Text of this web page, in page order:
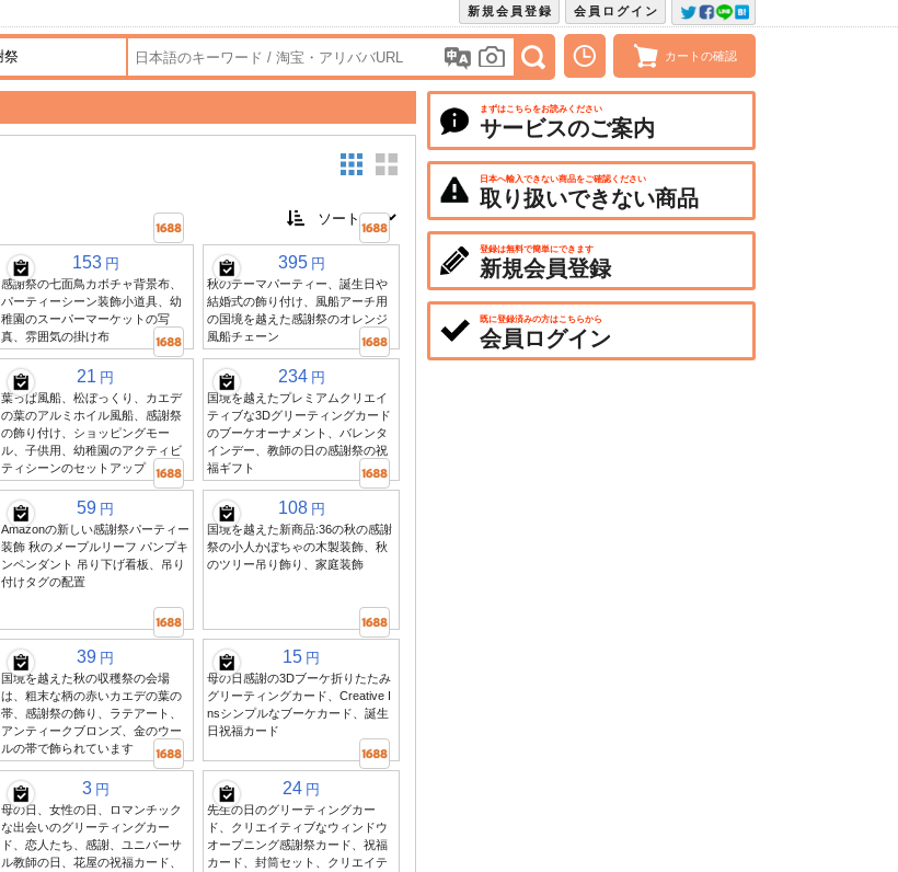
会員ログイン
新規会員登録
カートの確認
153 円
感謝祭の七面鳥カボチャ背景布、
パーティーシーン装飾小道具、幼
稚園のスーパーマーケットの写
真、雰囲気の掛け布
395 円
秋のテーマパーティー、誕生日や
結婚式の飾り付け、風船アーチ用
の国境を越えた感謝祭のオレンジ
風船チェーン
21 円
葉っぱ風船、松ぼっくり、カエデ
の葉のアルミホイル風船、感謝祭
の飾り付け、ショッピングモー
ル、子供用、幼稚園のアクティビ
ティシーンのセットアップ
234 円
国境を越えたプレミアムクリエイ
ティブな3Dグリーティングカード
のブーケオーナメント、バレンタ
インデー、教師の日の感謝祭の祝
福ギフト
59 円
Amazonの新しい感謝祭パーティー
装飾 秋のメープルリーフ パンプキ
ンペンダント 吊り下げ看板、吊り
付けタグの配置
108 円
国境を越えた新商品:36の秋の感謝
祭の小人かぼちゃの木製装飾、秋
のツリー吊り飾り、家庭装飾
39 円
国境を越えた秋の収穫祭の会場
は、粗末な柄の赤いカエデの葉の
帯、感謝祭の飾り、ラテアート、
アンティークブロンズ、金のウー
ルの帯で飾られています
15 円
母の日感謝の3Dブーケ折りたたみ
グリーティングカード、Creative I
nsシンプルなブーケカード、誕生
日祝福カード
3 円
母の日、女性の日、ロマンチック
な出会いのグリーティングカー
ド、恋人たち、感謝、ユニバーサ
ル教師の日、花屋の祝福カード、
24 円
先生の日のグリーティングカー
ド、クリエイティブなウィンドウ
オープニング感謝祭カード、祝福
カード、封筒セット、クリエイテ
まずはこちらをお読みください
サービスのご案内
日本へ輸入できない商品をご確認ください
取り扱いできない商品
登録は無料で簡単にできます
新規会員登録
既に登録済みの方はこちらから
会員ログイン